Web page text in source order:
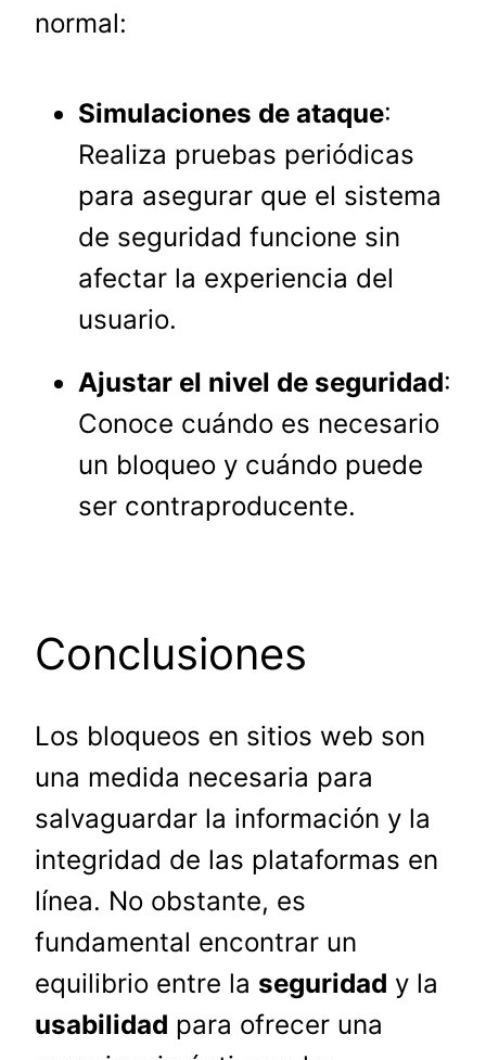
normal:
Simulaciones de ataque:
Realiza pruebas periódicas
para asegurar que el sistema
de seguridad funcione sin
afectar la experiencia del
usuario.
Ajustar el nivel de seguridad:
Conoce cuándo es necesario
un bloqueo y cuándo puede
ser contraproducente.
Conclusiones
Los bloqueos en sitios web son
una medida necesaria para
salvaguardar la información y la
integridad de las plataformas en
línea. No obstante, es
fundamental encontrar un
equilibrio entre la seguridad y la
usabilidad para ofrecer una